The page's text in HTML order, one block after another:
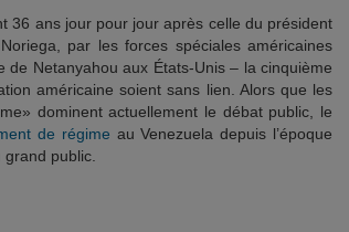
36 ans jour pour jour après celle du président
par les forces spéciales américaines
Netanyahou aux États-Unis – la cinquième
américaine soient sans lien. Alors que les
dominent actuellement le débat public, le
de régime au Venezuela depuis l’époque
public.